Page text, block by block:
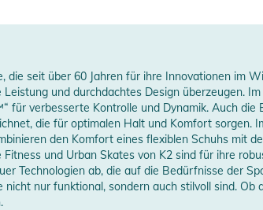
Sicherheitshinweise
100% Polyester
30
Herstellerangaben anzeigen
die seit über 60 Jahren für ihre Innovationen im
Leistung und durchdachtes Design überzeugen.
für verbesserte Kontrolle und Dynamik. Auch
die für optimalen Halt und Komfort
den Komfort eines flexiblen Schuhs mit
und Urban Skates von K2 sind für ihre
Technologien ab, die auf die Bedürfnisse der
nur funktional, sondern auch stilvoll sind.